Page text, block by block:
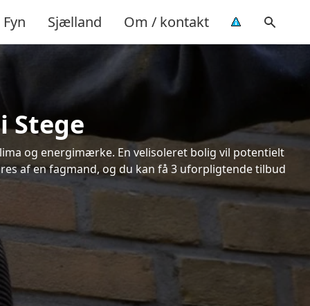
Fyn Sjælland Om / kontakt
Stege
og energimærke. En velisoleret bolig vil potentielt
af en fagmand, og du kan få 3 uforpligtende tilbud